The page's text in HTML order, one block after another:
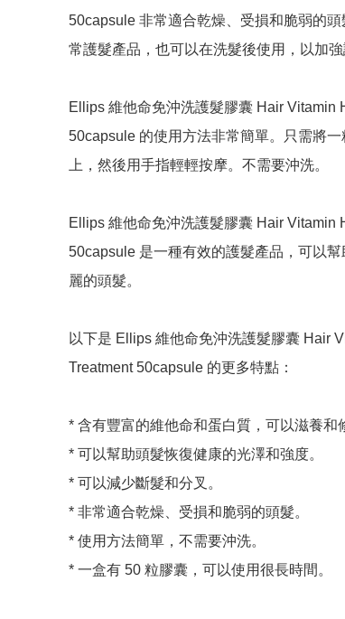
50capsule 非常適合乾燥、受損和脆弱的頭
常護髮產品，也可以在洗髮後使用，以加強
Ellips 維他命免沖洗護髮膠囊 Hair Vitamin
50capsule 的使用方法非常簡單。只需將
上，然後用手指輕輕按摩。不需要沖洗。
Ellips 維他命免沖洗護髮膠囊 Hair Vitamin
50capsule 是一種有效的護髮產品，可以
麗的頭髮。
以下是 Ellips 維他命免沖洗護髮膠囊 Hair
Treatment 50capsule 的更多特點：
* 含有豐富的維他命和蛋白質，可以滋養和
* 可以幫助頭髮恢復健康的光澤和強度。
* 可以減少斷髮和分叉。
* 非常適合乾燥、受損和脆弱的頭髮。
* 使用方法簡單，不需要沖洗。
* 一盒有 50 粒膠囊，可以使用很長時間。